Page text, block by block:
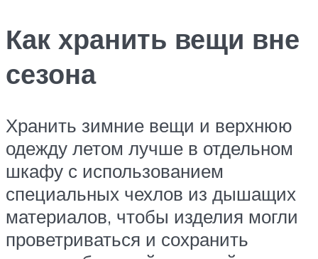
Как хранить вещи вне
сезона
Хранить зимние вещи и верхнюю
одежду летом лучше в отдельном
шкафу с использованием
специальных чехлов из дышащих
материалов, чтобы изделия могли
проветриваться и сохранить